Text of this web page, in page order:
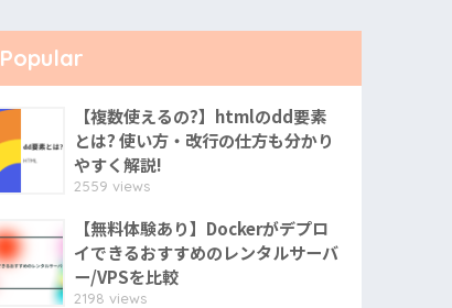
Popular
【複数使えるの?】htmlのdd要素
とは? 使い方・改行の仕方も分かり
やすく解説!
2559 views
【無料体験あり】Dockerがデプロ
イできるおすすめのレンタルサーバ
ー/VPSを比較
2198 views